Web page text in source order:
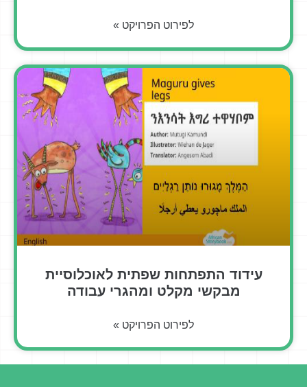
לפירוט הפרויקט »
עידוד התפתחות שפתית לאוכלוסיית
מבקשי מקלט ומהגרי עבודה
לפירוט הפרויקט »